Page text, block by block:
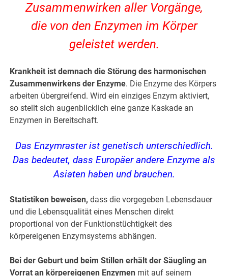
Zusammenwirken aller Vorgänge,
die von den Enzymen im Körper
geleistet werden.
Krankheit ist demnach die Störung des harmonischen
Zusammenwirkens der Enzyme. Die Enzyme des Körpers
arbeiten übergreifend. Wird ein einziges Enzym aktiviert,
so stellt sich augenblicklich eine ganze Kaskade an
Enzymen in Bereitschaft.
Das Enzymraster ist genetisch unterschiedlich.
Das bedeutet, dass Europäer andere Enzyme als
Asiaten haben und brauchen.
Statistiken beweisen, dass die vorgegeben Lebensdauer
und die Lebensqualität eines Menschen direkt
proportional von der Funktionstüchtigkeit des
körpereigenen Enzymsystems abhängen.
Bei der Geburt und beim Stillen erhält der Säugling an
Vorrat an körpereigenen Enzymen mit auf seinem